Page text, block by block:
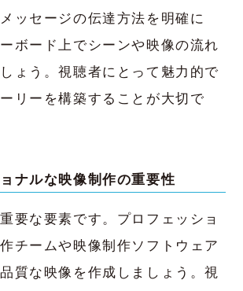
ッセージの伝達方法を明確に
ボード上でシーンや映像の流れ
ょう。視聴者にとって魅力的で
リーを構築することが大切で
ナルな映像制作の重要性
要な要素です。プロフェッショ
チームや映像制作ソフトウェア
質な映像を作成しましょう。視